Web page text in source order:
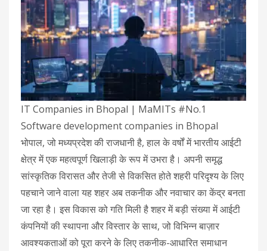
IT Companies in Bhopal | MaMITs #No.1
Software development companies in Bhopal
भोपाल, जो मध्यप्रदेश की राजधानी है, हाल के वर्षों में भारतीय आईटी
क्षेत्र में एक महत्वपूर्ण खिलाड़ी के रूप में उभरा है। अपनी समृद्ध
सांस्कृतिक विरासत और तेजी से विकसित होते शहरी परिदृश्य के लिए
पहचाने जाने वाला यह शहर अब तकनीक और नवाचार का केंद्र बनता
जा रहा है। इस विकास को गति मिली है शहर में बड़ी संख्या में आईटी
कंपनियों की स्थापना और विस्तार के साथ, जो विभिन्न बाज़ार
आवश्यकताओं को पूरा करने के लिए तकनीक-आधारित समाधान